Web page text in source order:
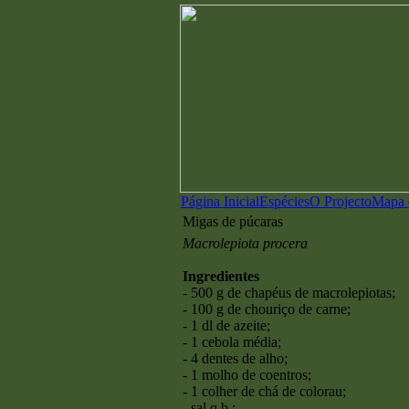
Página InicialEspéciesO ProjectoMapa
Migas de púcaras
Macrolepiota procera
Ingredientes
- 500 g de chapéus de macrolepiotas;
- 100 g de chouriço de carne;
- 1 dl de azeite;
- 1 cebola média;
- 4 dentes de alho;
- 1 molho de coentros;
- 1 colher de chá de colorau;